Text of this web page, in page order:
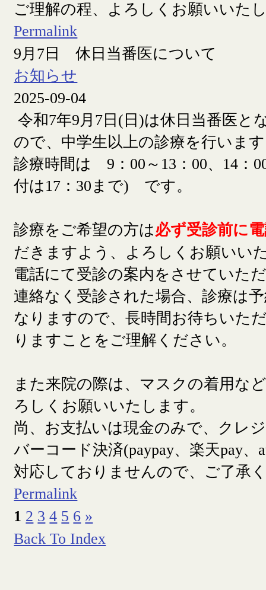
ご理解の程、よろしくお願いいた
Permalink
9月7日 休日当番医について
お知らせ
2025-09-04
令和7年9月7日(日)は休日当番医と
ので、中学生以上の診療を行います
診療時間は 9：00～13：00、14：
付は17：30まで) です。
診療をご希望の方は必ず受診前に
だきますよう、よろしくお願いい
電話にて受診の案内をさせていた
連絡なく受診された場合、診療は
なりますので、長時間お待ちいた
りますことをご理解ください。
また来院の際は、マスクの着用な
ろしくお願いいたします。
尚、お支払いは現金のみで、クレ
バーコード決済(paypay、楽天pay、
対応しておりませんので、ご了承
Permalink
1 2 3 4 5 6 »
Back To Index